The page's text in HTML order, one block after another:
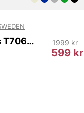
Tenutas T70699 M08
599 kr
1999 kr